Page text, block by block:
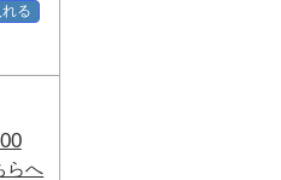
る
らへ